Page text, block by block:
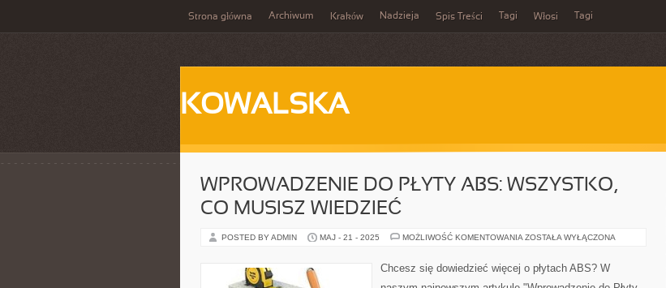
Strona główna Archiwum Kraków Nadzieja Spis Treści Tagi Włosi Tagi
KOWALSKA
WPROWADZENIE DO PŁYTY ABS: WSZYSTKO,
CO MUSISZ WIEDZIEĆ
POSTED BY ADMIN MAJ - 21 - 2025 MOŻLIWOŚĆ KOMENTOWANIA WPROWADZENIE
ABS:
WSZYSTKO,
ZOSTAŁA WYŁĄCZONA
Chcesz się dowiedzieć więcej o płytach ABS? W